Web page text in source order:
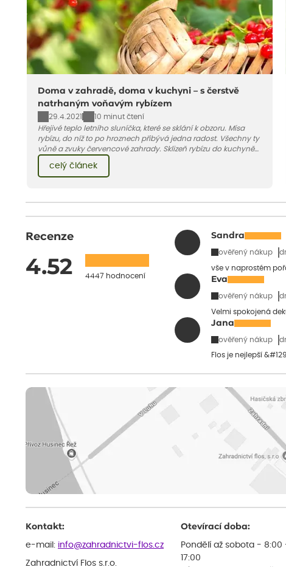
Doma v zahradě, doma v kuchyni – s čerstvě
natrhaným voňavým rybízem
29.4.2021
10 minut čtení
Hřejivé teplo letního sluníčka, které se sklání k obzoru. Mísa
rybízu, do níž to po hroznech přibývá jedna radost. Všechny ty
vůně a zvuky červencové zahrady. Sklizeň rybízu do kuchyně
dětství při mlsání babiččina drobenkového koláče s rybízem.
celý článek
Recenze
4.52 4447 hodnocení
Sandra
ověřený nákup
vše v naprostém
Eva
ověřený nákup
Velmi spokojená
Jana
ověřený nákup
Flos je nejlepší
Kontakt:
e-mail: info@zahradnictvi-flos.cz
Zahradnictví Flos s.r.o.
Otevírací doba:
Pondělí až sobota - 8:00
17:00